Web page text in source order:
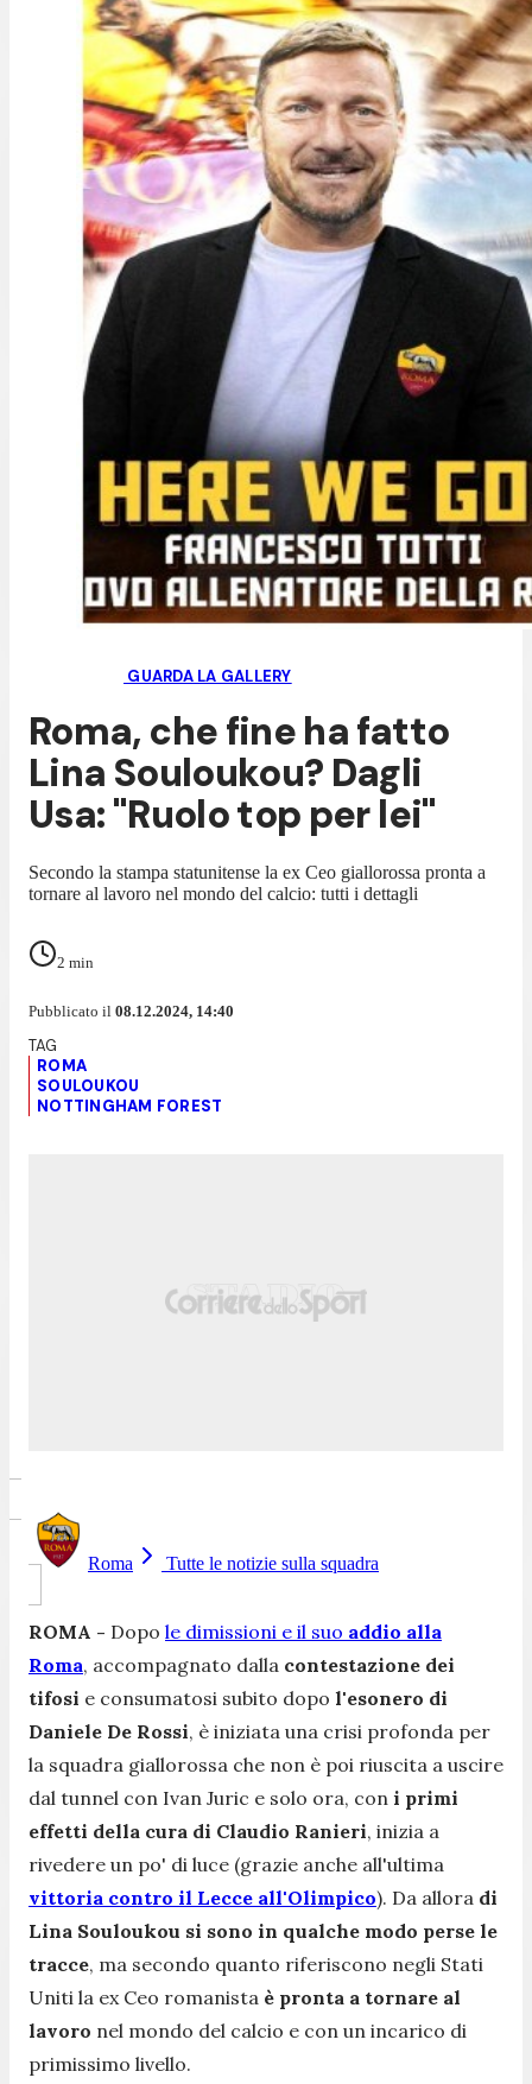
GUARDA LA GALLERY
Roma, che fine ha fatto
Lina Souloukou? Dagli
Usa: "Ruolo top per lei"
Secondo la stampa statunitense la ex Ceo giallorossa pronta a
tornare al lavoro nel mondo del calcio: tutti i dettagli
2 min
Pubblicato il 08.12.2024, 14:40
ROMA
SOULOUKOU
NOTTINGHAM FOREST
Roma Tutte le notizie sulla squadra
ROMA - Dopo le dimissioni e il suo addio alla
Roma, accompagnato dalla contestazione dei
tifosi e consumatosi subito dopo l'esonero di
Daniele De Rossi, è iniziata una crisi profonda per
la squadra giallorossa che non è poi riuscita a uscire
dal tunnel con Ivan Juric e solo ora, con i primi
effetti della cura di Claudio Ranieri, inizia a
rivedere un po' di luce (grazie anche all'ultima
vittoria contro il Lecce all'Olimpico). Da allora di
Lina Souloukou si sono in qualche modo perse le
tracce, ma secondo quanto riferiscono negli Stati
Uniti la ex Ceo romanista è pronta a tornare al
lavoro nel mondo del calcio e con un incarico di
primissimo livello.